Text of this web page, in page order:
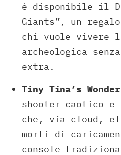
è disponibile il
Giants”, un
chi vuole vivere
archeologica
extra.
Tiny Tina’s
shooter caotico e
che, via cloud,
morti di
console